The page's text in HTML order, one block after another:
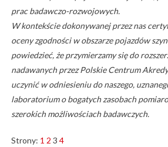
prac badawczo-rozwojowych.
W kontekście dokonywanej przez nas
oceny zgodności w obszarze pojazdów
powiedzieć, że przymierzamy się do
nadawanych przez Polskie Centrum
uczynić w odniesieniu do naszego,
laboratorium o bogatych zasobach
szerokich możliwościach badawczych.
Strony: 1 2 3 4